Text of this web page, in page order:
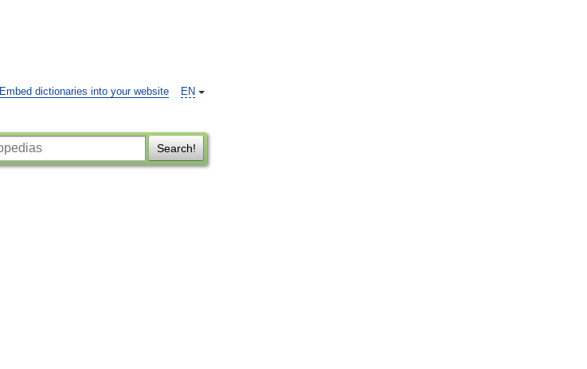
EN
Embed dictionaries into your website
Search!